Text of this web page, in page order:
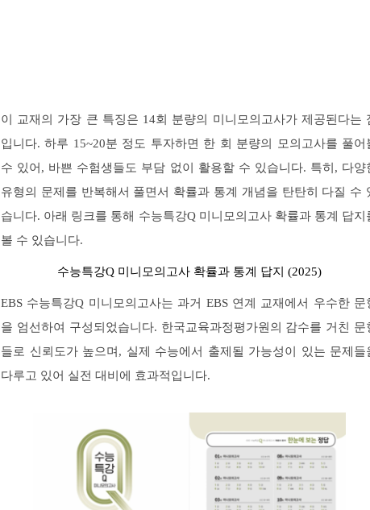
이 교재의 가장 큰 특징은 14회 분량의 미니모의고사가 제공된다는
입니다. 하루 15~20분 정도 투자하면 한 회 분량의 모의고사를 풀어
수 있어, 바쁜 수험생들도 부담 없이 활용할 수 있습니다. 특히, 다양
유형의 문제를 반복해서 풀면서 확률과 통계 개념을 탄탄히 다질 수
습니다. 아래 링크를 통해 수능특강Q 미니모의고사 확률과 통계 답지
볼 수 있습니다.
수능특강Q 미니모의고사 확률과 통계 답지 (2025)
EBS 수능특강Q 미니모의고사는 과거 EBS 연계 교재에서 우수한 문
을 엄선하여 구성되었습니다. 한국교육과정평가원의 감수를 거친 문
들로 신뢰도가 높으며, 실제 수능에서 출제될 가능성이 있는 문제들
다루고 있어 실전 대비에 효과적입니다.